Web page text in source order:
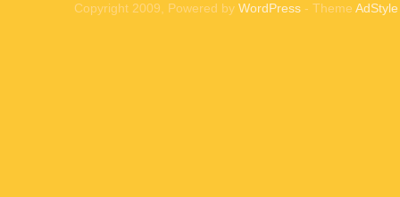
Copyright 2009, Powered by WordPress - Theme AdStyle